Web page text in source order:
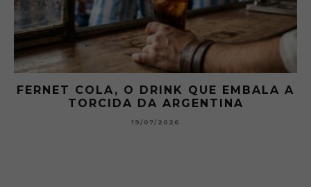
FERNET COLA, O DRINK QUE EMBALA A
TORCIDA DA ARGENTINA
19/07/2026